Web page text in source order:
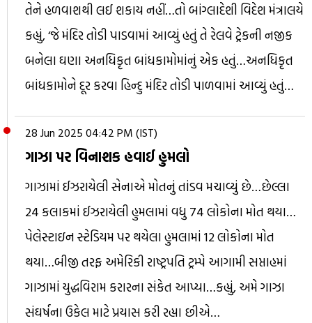
તેને હળવાશથી લઈ શકાય નહીં…તો બાંગ્લાદેશી વિદેશ મંત્રાલયે
કહ્યું, ‘જે મંદિર તોડી પાડવામાં આવ્યું હતું તે રેલવે ટ્રેકની નજીક
બનેલા ઘણા અનધિકૃત બાંધકામોમાંનું એક હતું…અનધિકૃત
બાંધકામોને દૂર કરવા હિન્દુ મંદિર તોડી પાળવામાં આવ્યું હતું…
28 Jun 2025 04:42 PM (IST)
ગાઝા પર વિનાશક હવાઈ હુમલો
ગાઝામાં ઈઝરાયેલી સેનાએ મોતનું તાંડવ મચાવ્યું છે…છેલ્લા
24 કલાકમાં ઈઝરાયેલી હુમલામાં વધુ 74 લોકોના મોત થયા…
પેલેસ્ટાઇન સ્ટેડિયમ પર થયેલા હુમલામાં 12 લોકોના મોત
થયા…બીજી તરફ અમેરિકી રાષ્ટ્રપતિ ટ્રમ્પે આગામી સપ્તાહમાં
ગાઝામાં યુદ્ધવિરામ કરારના સંકેત આપ્યા…કહ્યું, અમે ગાઝા
સંઘર્ષના ઉકેલ માટે પ્રયાસ કરી રહ્યા છીએ…